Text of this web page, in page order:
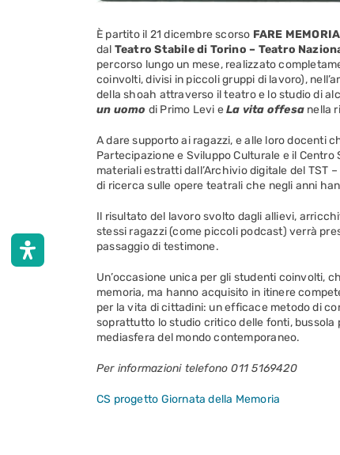
È partito il 21 dicembre scorso FARE MEMORIA
dal Teatro Stabile di Torino – Teatro
percorso lungo un mese, realizzato
coinvolti, divisi in piccoli gruppi di lavoro),
della shoah attraverso il teatro e lo studio di
un uomo di Primo Levi eLa vita offesa nella
A dare supporto ai ragazzi, e alle loro docenti
Partecipazione e Sviluppo Culturale e il
materiali estratti dall’Archivio digitale del TST –
di ricerca sulle opere teatrali che negli anni
Il risultato del lavoro svolto dagli allievi,
stessi ragazzi (come piccoli podcast) verrà
passaggio di testimone.
Un’occasione unica per gli studenti coinvolti,
memoria, ma hanno acquisito in itinere
per la vita di cittadini: un efficace metodo di
soprattutto lo studio critico delle fonti,
mediasfera del mondo contemporaneo.
Per informazioni telefono 011 5169420
CS progetto Giornata della Memoria